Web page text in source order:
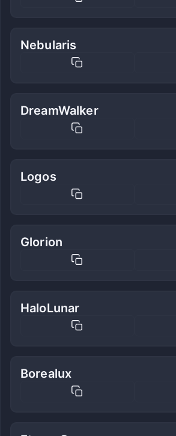
Nebularis
DreamWalker
Logos
Glorion
HaloLunar
Borealux